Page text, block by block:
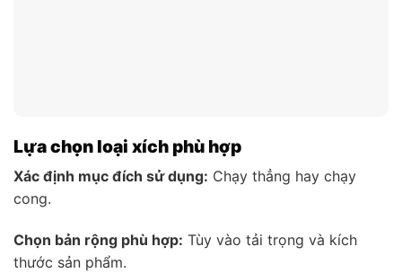
Lựa chọn loại xích phù hợp
Xác định mục đích sử dụng: Chạy thẳng hay chạy
cong.
Chọn bản rộng phù hợp: Tùy vào tải trọng và kích
thước sản phẩm.